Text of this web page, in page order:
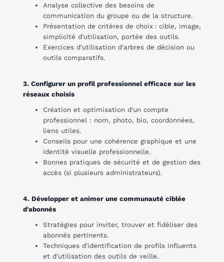
Analyse collective des besoins de
communication du groupe ou de la structure.
Présentation de critères de choix : cible, image,
simplicité d'utilisation, portée des outils.
Exercices d'utilisation d'arbres de décision ou
outils comparatifs.
3. Configurer un profil professionnel efficace sur les
réseaux choisis
Création et optimisation d'un compte
professionnel : nom, photo, bio, coordonnées,
liens utiles.
Conseils pour une cohérence graphique et une
identité visuelle professionnelle.
Bonnes pratiques de sécurité et de gestion des
accès (si plusieurs administrateurs).
4. Développer et animer une communauté ciblée
d'abonnés
Stratégies pour inviter, trouver et fidéliser des
abonnés pertinents.
Techniques d'identification de profils influents
et d'utilisation des outils de veille.